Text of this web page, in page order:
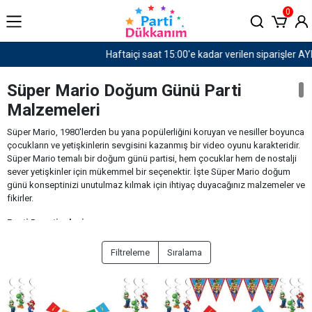
Haftaiçi saat 15:00'e kadar verilen siparişler AYNI GÜN KARGO!
0
Süper Mario Doğum Günü Parti
Malzemeleri
Süper Mario, 1980'lerden bu yana popülerliğini koruyan ve nesiller boyunca
çocukların ve yetişkinlerin sevgisini kazanmış bir video oyunu karakteridir.
Süper Mario temalı bir doğum günü partisi, hem çocuklar hem de nostalji
sever yetişkinler için mükemmel bir seçenektir. İşte Süper Mario doğum
günü konseptinizi unutulmaz kılmak için ihtiyaç duyacağınız malzemeler ve
fikirler.
Parti Davetiyeleri
Parti davetiyeleri, misafirlerinizi temaya uygun şekilde bilgilendirmenin
harika bir yoludur. Süper Mario temalı davetiyeler hazırlayarak partiye
Prenses Peach ve diğer karakterlerin resimlerini kullanabilir, davetiye
metnini oyun tarzında yazabilirsiniz.
Filtreleme Sıralama